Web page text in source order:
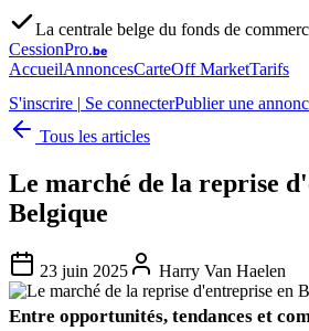
La centrale belge du fonds de
CessionPro.be
AccueilAnnoncesCarteOff MarketTarifs
S'inscrire | Se connecterPublier une
Tous les articles
Le marché de la reprise
Belgique
23 juin 2025 Harry Van Haelen
Entre opportunités, tendances et